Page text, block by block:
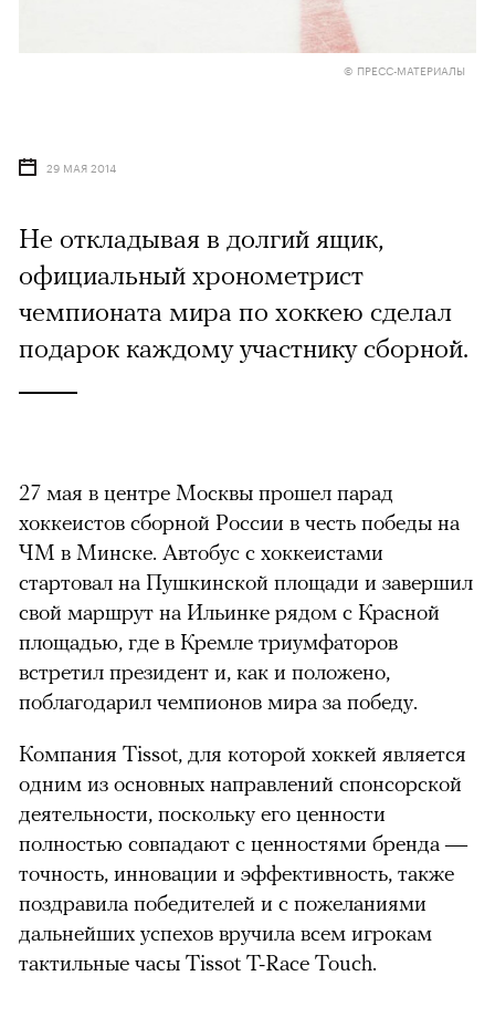
© ПРЕСС-МАТЕРИАЛЫ
29 МАЯ 2014
Не откладывая в долгий ящик,
официальный хронометрист
чемпионата мира по хоккею сделал
подарок каждому участнику сборной.
27 мая в центре Москвы прошел парад
хоккеистов сборной России в честь победы на
ЧМ в Минске. Автобус с хоккеистами
стартовал на Пушкинской площади и завершил
свой маршрут на Ильинке рядом с Красной
площадью, где в Кремле триумфаторов
встретил президент и, как и положено,
поблагодарил чемпионов мира за победу.
Компания Tissot, для которой хоккей является
одним из основных направлений спонсорской
деятельности, поскольку его ценности
полностью совпадают с ценностями бренда —
точность, инновации и эффективность, также
поздравила победителей и с пожеланиями
дальнейших успехов вручила всем игрокам
тактильные часы Tissot T-Race Touch.